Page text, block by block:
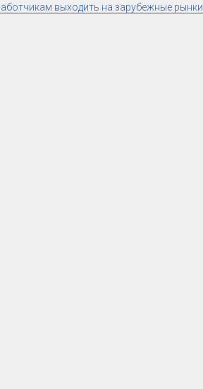
выходить на зарубежные рынки